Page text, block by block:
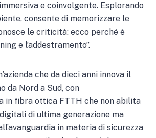
e coinvolgente. Esplorando
consente di memorizzare le
le criticità: ecco perché è
e l’addestramento”.
che da dieci anni innova il
da Nord a Sud, con
in fibra ottica FTTH che non abilita
di ultima generazione ma
in materia di sicurezza